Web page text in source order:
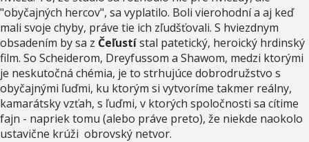
"obyčajných hercov", sa vyplatilo. Boli vierohodní a aj keď
mali svoje chyby, práve tie ich zľudšťovali. S hviezdnym
obsadením by sa z Čeľustístal patetický, heroický hrdinský
film. So Scheiderom, Dreyfussom a Shawom, medzi ktorými
je neskutočná chémia, je to strhujúce dobrodružstvo s
obyčajnými ľuďmi, ku ktorým si vytvoríme takmer reálny,
kamarátsky vzťah, s ľuďmi, v ktorých spoločnosti sa cítime
fajn - napriek tomu (alebo práve preto), že niekde naokolo
ustavične krúži obrovský netvor.